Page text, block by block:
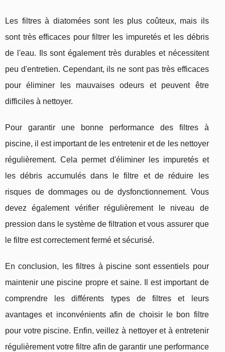
Les filtres à diatomées sont les plus coûteux, mais ils
sont très efficaces pour filtrer les impuretés et les débris
de l'eau. Ils sont également très durables et nécessitent
peu d'entretien. Cependant, ils ne sont pas très efficaces
pour éliminer les mauvaises odeurs et peuvent être
difficiles à nettoyer.
Pour garantir une bonne performance des filtres à
piscine, il est important de les entretenir et de les nettoyer
régulièrement. Cela permet d'éliminer les impuretés et
les débris accumulés dans le filtre et de réduire les
risques de dommages ou de dysfonctionnement. Vous
devez également vérifier régulièrement le niveau de
pression dans le système de filtration et vous assurer que
le filtre est correctement fermé et sécurisé.
En conclusion, les filtres à piscine sont essentiels pour
maintenir une piscine propre et saine. Il est important de
comprendre les différents types de filtres et leurs
avantages et inconvénients afin de choisir le bon filtre
pour votre piscine. Enfin, veillez à nettoyer et à entretenir
régulièrement votre filtre afin de garantir une performance